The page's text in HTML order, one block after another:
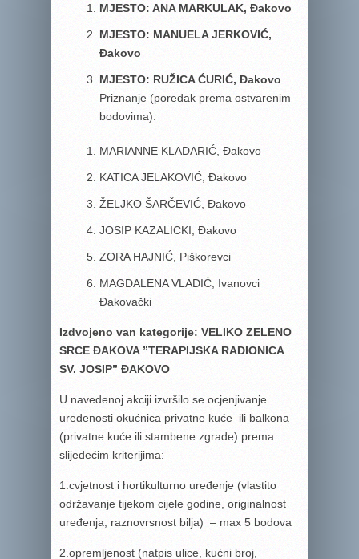
MJESTO: ANA MARKULAK, Đakovo
MJESTO: MANUELA JERKOVIĆ,
Đakovo
MJESTO: RUŽICA ĆURIĆ, Đakovo
Priznanje (poredak prema ostvarenim
bodovima):
MARIANNE KLADARIĆ, Đakovo
KATICA JELAKOVIĆ, Đakovo
ŽELJKO ŠARČEVIĆ, Đakovo
JOSIP KAZALICKI, Đakovo
ZORA HAJNIĆ, Piškorevci
MAGDALENA VLADIĆ, Ivanovci
Đakovački
Izdvojeno van kategorije: VELIKO ZELENO
SRCE ĐAKOVA ”TERAPIJSKA RADIONICA
SV. JOSIP” ĐAKOVO
U navedenoj akciji izvršilo se ocjenjivanje
uređenosti okućnica privatne kuće ili balkona
(privatne kuće ili stambene zgrade) prema
slijedećim kriterijima:
1.cvjetnost i hortikulturno uređenje (vlastito
održavanje tijekom cijele godine, originalnost
uređenja, raznovrsnost bilja) – max 5 bodova
2.opremljenost (natpis ulice, kućni broj,